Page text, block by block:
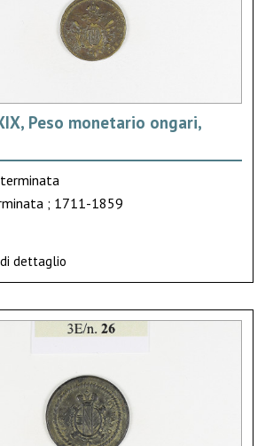
Peso monetario ongari,
; 1711-1859
dettaglio